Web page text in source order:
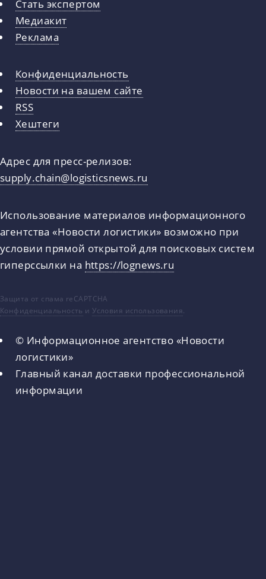
Стать экспертом
Медиакит
Реклама
Конфиденциальность
Новости на вашем сайте
RSS
Хештеги
Адрес для пресс-релизов:
supply.chain@logisticsnews.ru
Использование материалов информационного
агентства «Новости логистики» возможно при
условии прямой открытой для поисковых систем
гиперссылки на https://lognews.ru
Защита от спама reCAPTCHA
Конфиденциальность иУсловия использования.
© Информационное агентство «Новости
логистики»
Главный канал доставки профессиональной
информации